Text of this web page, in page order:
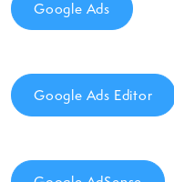
Google Ads
Google Ads Editor